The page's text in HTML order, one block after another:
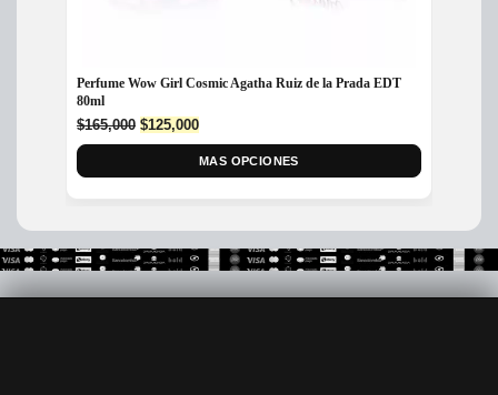
Perfume Wow Girl Cosmic Agatha Ruiz de la Prada EDT
80ml
$165,000 Original
price
$165,000.
$125,000Current
price
is:
$125,000.
MAS OPCIONES